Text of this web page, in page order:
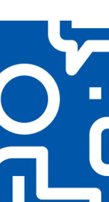
от 3900 ₽